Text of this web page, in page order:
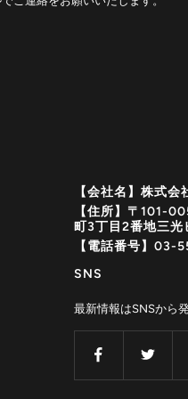
【会社名】株式会
【住所】〒101-
町3丁目2番地三光
【電話番号】03-
SNS
最新情報はSNSから